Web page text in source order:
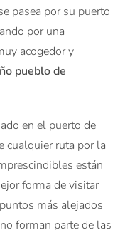
pasea por su puerto
por una
acogedor y
pueblo de
en el puerto de
cualquier ruta por la
están
forma de visitar
más alejados
forman parte de las